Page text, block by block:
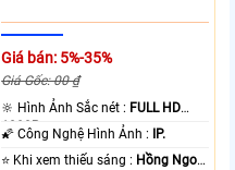
Giá bán: 5%-35%
Giá Gốc: 00 ₫
🔆 Hình Ảnh Sắc nét : FULL HD
1080P .
🌠 Công Nghệ Hình Ảnh :
IP.
⭐ Khi xem thiếu sáng : Hồng Ngoại